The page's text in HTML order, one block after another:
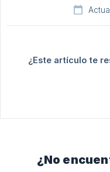
¿Este artículo te
¿No